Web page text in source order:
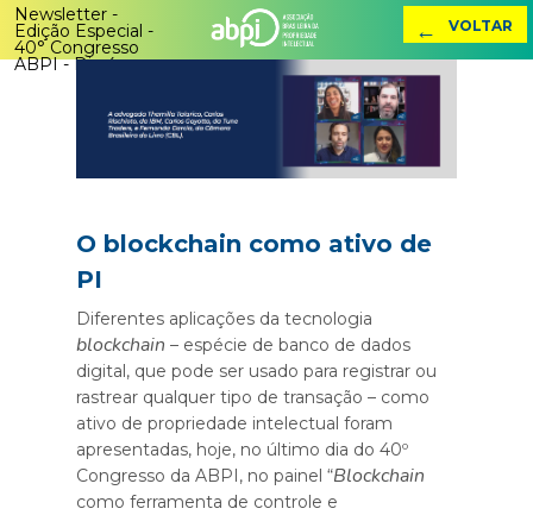
Newsletter -
Edição Especial -
40° Congresso
ABPI - Dia 4
← VOLTAR
O blockchain como ativo de
PI
Diferentes aplicações da tecnologia
blockchain – espécie de banco de dados
digital, que pode ser usado para registrar ou
rastrear qualquer tipo de transação – como
ativo de propriedade intelectual foram
apresentadas, hoje, no último dia do 40º
Congresso da ABPI, no painel “Blockchain
como ferramenta de controle e